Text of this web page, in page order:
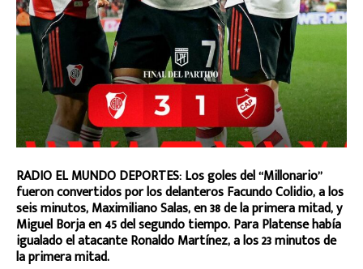
RADIO EL MUNDO DEPORTES: Los goles del “Millonario”
fueron convertidos por los delanteros Facundo Colidio, a los
seis minutos, Maximiliano Salas, en 38 de la primera mitad, y
Miguel Borja en 45 del segundo tiempo. Para Platense había
igualado el atacante Ronaldo Martínez, a los 23 minutos de
la primera mitad.